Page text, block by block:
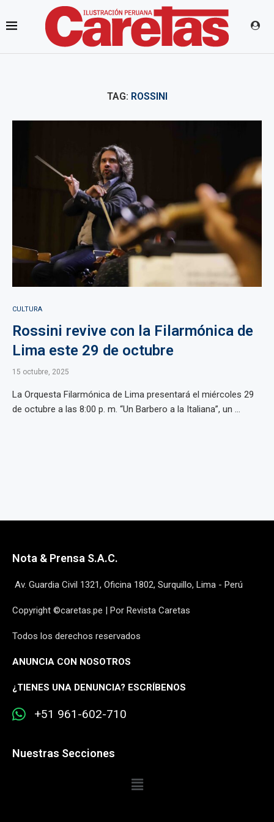
TAG: ROSSINI
CULTURA
Rossini revive con la Filarmónica de
Lima este 29 de octubre
15 octubre, 2025
La Orquesta Filarmónica de Lima presentará el miércoles 29
de octubre a las 8:00 p. m. “Un Barbero a la Italiana”, un ...
Nota & Prensa S.A.C.
Av. Guardia Civil 1321, Oficina 1802, Surquillo, Lima - Perú
Copyright ©caretas.pe | Por Revista Caretas
Todos los derechos reservados
ANUNCIA CON NOSOTROS
¿TIENES UNA DENUNCIA? ESCRÍBENOS
+51 961-602-710
Nuestras Secciones